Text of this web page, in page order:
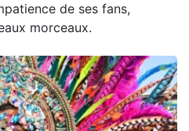
de ses fans,
morceaux.